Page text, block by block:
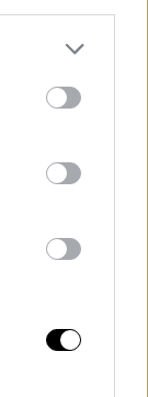
more Google
may click to
tags to
Google
κυρίως
με 5
θα
ίδια
3 με 4